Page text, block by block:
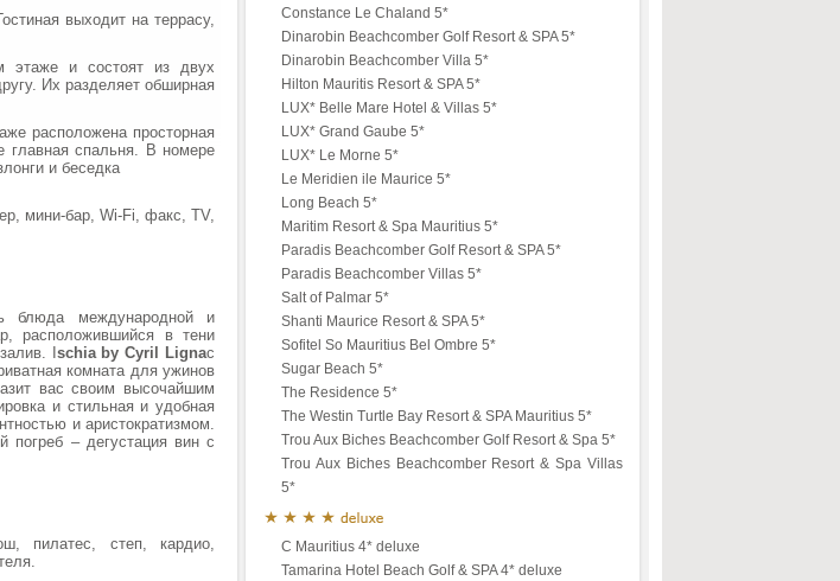
выходит на террасу,
этаже и состоят из двух
Их разделяет обширная
расположена просторная
главная спальня. В номере
и беседка
мини-бар, Wi-Fi, факс, TV,
блюда международной и
расположившийся в тени
I schia by Cyril Lignac
комната для ужинов
вас своим высочайшим
и стильная и удобная
и аристократизмом.
погреб – дегустация вин с
пилатес, степ, кардио,
Constance Le Chaland 5*
Dinarobin Beachcomber Golf Resort & SPA 5*
Dinarobin Beachcomber Villa 5*
Hilton Mauritis Resort & SPA 5*
LUX* Belle Mare Hotel & Villas 5*
LUX* Grand Gaube 5*
LUX* Le Morne 5*
Le Meridien ile Maurice 5*
Long Beach 5*
Maritim Resort & Spa Mauritius 5*
Paradis Beachcomber Golf Resort & SPA 5*
Paradis Beachcomber Villas 5*
Salt of Palmar 5*
Shanti Maurice Resort & SPA 5*
Sofitel So Mauritius Bel Ombre 5*
Sugar Beach 5*
The Residence 5*
The Westin Turtle Bay Resort & SPA Mauritius 5*
Trou Aux Biches Beachcomber Golf Resort & Spa 5*
Trou Aux Biches Beachcomber Resort & Spa Villas
5*
C Mauritius 4* deluxe
Tamarina Hotel Beach Golf & SPA 4* deluxe